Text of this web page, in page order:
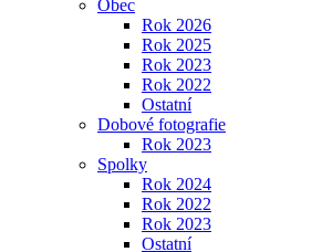
Obec
Rok 2026
Rok 2025
Rok 2023
Rok 2022
Ostatní
Dobové fotografie
Rok 2023
Spolky
Rok 2024
Rok 2022
Rok 2023
Ostatní